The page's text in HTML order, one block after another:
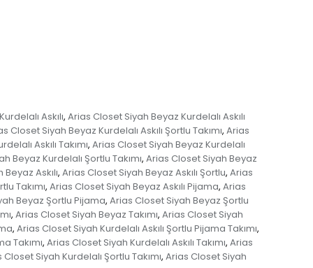
Askılı, Arias Closet Siyah Beyaz Kurdelalı Askılı
Closet Siyah Beyaz Kurdelalı Askılı Şortlu Takımı, Arias
Askılı Takımı, Arias Closet Siyah Beyaz Kurdelalı
Beyaz Kurdelalı Şortlu Takımı, Arias Closet Siyah Beyaz
Askılı, Arias Closet Siyah Beyaz Askılı Şortlu, Arias
Takımı, Arias Closet Siyah Beyaz Askılı Pijama, Arias
Beyaz Şortlu Pijama, Arias Closet Siyah Beyaz Şortlu
, Arias Closet Siyah Beyaz Takımı, Arias Closet Siyah
, Arias Closet Siyah Kurdelalı Askılı Şortlu Pijama Takımı,
Takımı, Arias Closet Siyah Kurdelalı Askılı Takımı, Arias
Closet Siyah Kurdelalı Şortlu Takımı, Arias Closet Siyah